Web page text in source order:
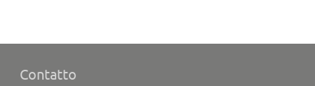
Contatto